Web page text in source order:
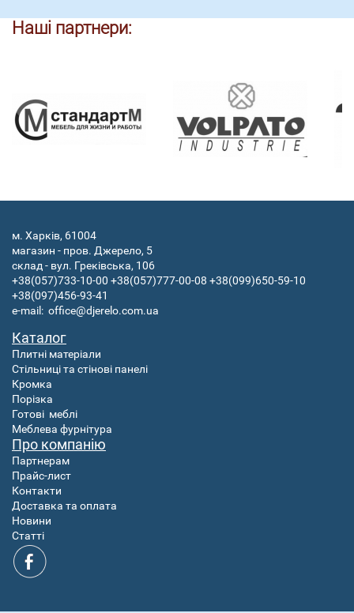
Наші партнери:
м. Харків, 61004
магазин - пров. Джерело, 5
склад - вул. Греківська, 106
+38(057)733-10-00 +38(057)777-00-08 +38(099)650-59-10
+38(097)456-93-41
e-mail: office@djerelo.com.ua
Каталог
Плитні матеріали
Стільниці та стінові панелі
Кромка
Порізка
Готові меблі
Меблева фурнітура
Про компанію
Партнерам
Прайс-лист
Контакти
Доставка та оплата
Новини
Статті